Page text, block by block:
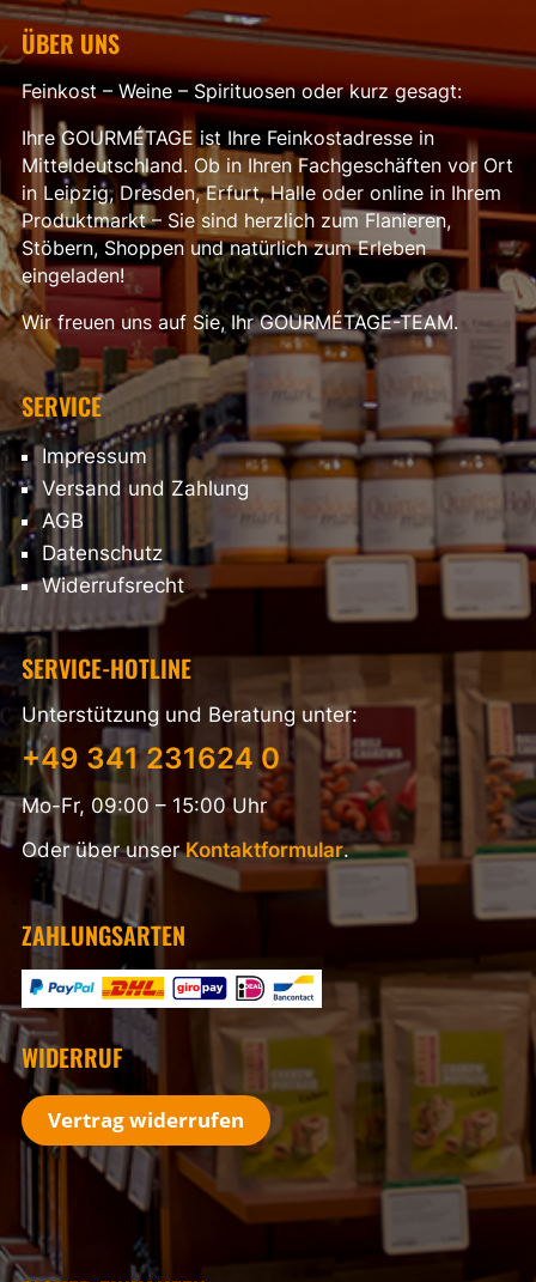
ÜBER UNS
Feinkost – Weine – Spirituosen oder kurz gesagt:
Ihre GOURMÉTAGE ist Ihre Feinkostadresse in
Mitteldeutschland. Ob in Ihren Fachgeschäften vor Ort
in Leipzig, Dresden, Erfurt, Halle oder online in Ihrem
Produktmarkt – Sie sind herzlich zum Flanieren,
Stöbern, Shoppen und natürlich zum Erleben
eingeladen!
Wir freuen uns auf Sie, Ihr GOURMÉTAGE-TEAM.
SERVICE
Impressum
Versand und Zahlung
AGB
Datenschutz
Widerrufsrecht
SERVICE-HOTLINE
Unterstützung und Beratung unter:
+49 341 231624 0
Mo-Fr, 09:00 – 15:00 Uhr
Oder über unserKontaktformular.
ZAHLUNGSARTEN
WIDERRUF
Vertrag widerrufen